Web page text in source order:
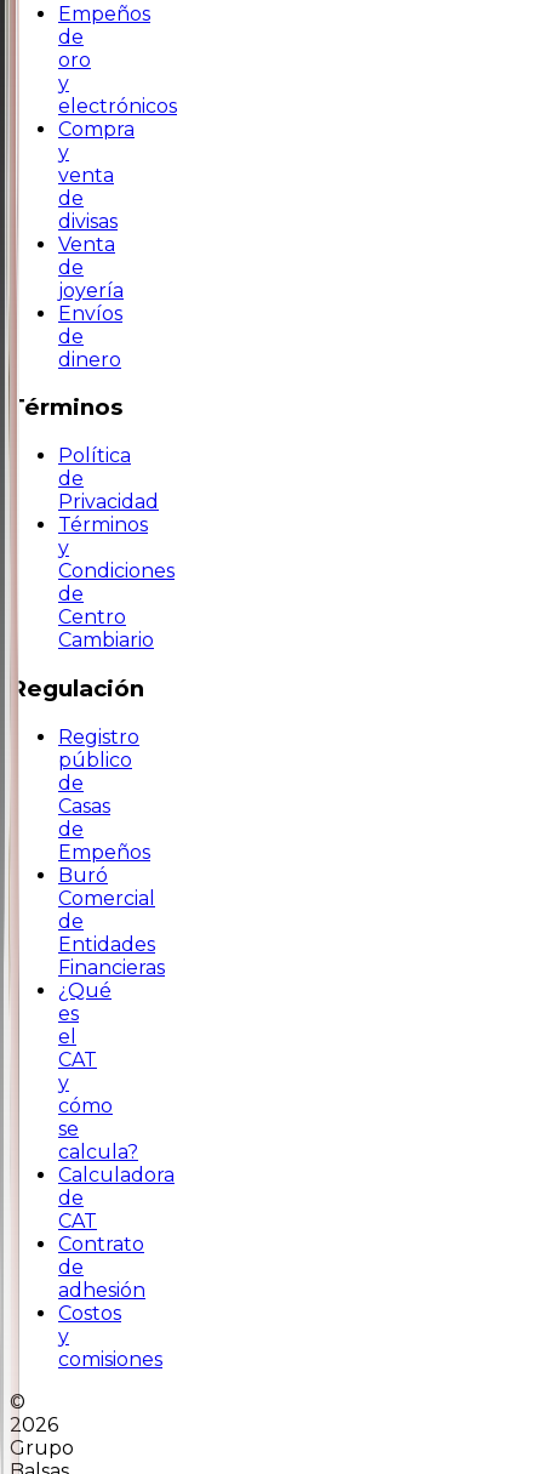
Empeños
de
oro
y
electrónicos
Compra
y
venta
de
divisas
Venta
de
joyería
Envíos
de
dinero
Términos
Política
de
Privacidad
Términos
y
Condiciones
de
Centro
Cambiario
Regulación
Registro
público
de
Casas
de
Empeños
Buró
Comercial
de
Entidades
Financieras
¿Qué
es
el
CAT
y
cómo
se
calcula?
Calculadora
de
CAT
Contrato
de
adhesión
Costos
y
comisiones
©
2026
Grupo